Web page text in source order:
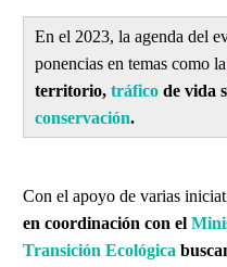
En el 2023, la agenda del
ponencias en temas como la
territorio, tráfico de vida
conservación.
Con el apoyo de varias
en coordinación con el
Transición Ecológica